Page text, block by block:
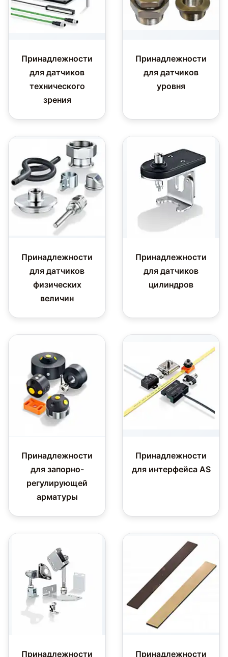
Принадлежности
для датчиков
технического
зрения
Принадлежности
для датчиков
уровня
Принадлежности
для датчиков
физических
величин
Принадлежности
для датчиков
цилиндров
Принадлежности
для запорно-
регулирующей
арматуры
Принадлежности
для интерфейса AS
Принадлежности
Принадлежности